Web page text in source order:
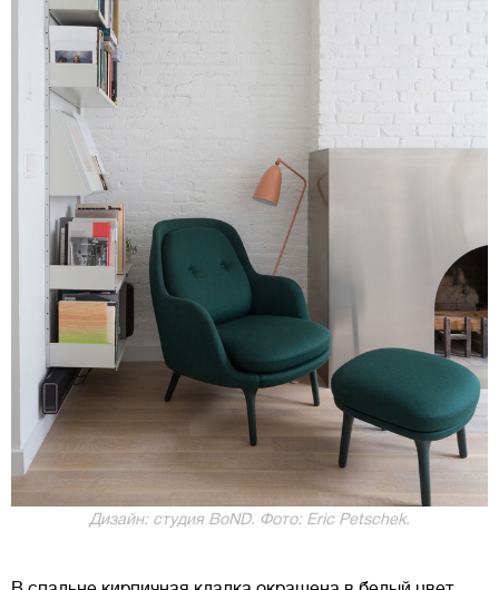
Дизайн: студия BoND. Фото: Eric Petschek.